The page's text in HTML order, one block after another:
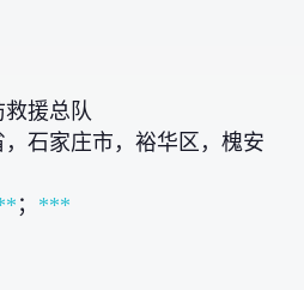
援总队
石家庄市，裕华区，槐安
； ***